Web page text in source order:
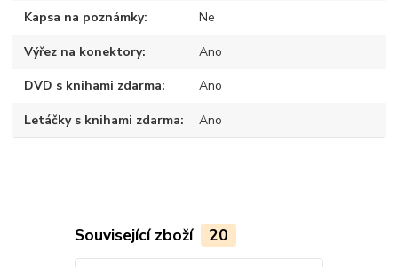
Kapsa na poznámky Ne
Výřez na konektory Ano
DVD s knihami zdarma Ano
Letáčky s knihami zdarma Ano
Související zboží 20